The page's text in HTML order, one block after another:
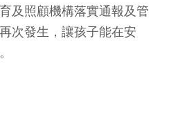
及照顧機構落實通報及管
次發生，讓孩子能在安